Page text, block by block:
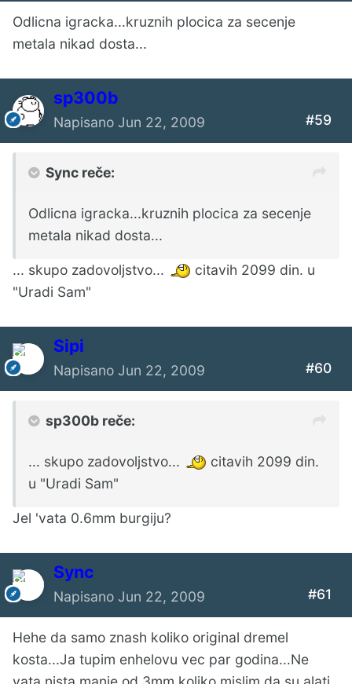
Odlicna igracka...kruznih plocica za secenje
metala nikad dosta...
sp300b
Napisano Jun 22, 2009 #59
Sync reče:
Odlicna igracka...kruznih plocica za secenje
metala nikad dosta...
... skupo zadovoljstvo...
citavih 2099 din. u
"Uradi Sam"
Sipi
Napisano Jun 22, 2009 #60
sp300b reče:
... skupo zadovoljstvo...
citavih 2099 din.
u "Uradi Sam"
Jel 'vata 0.6mm burgiju?
Sync
Napisano Jun 22, 2009 #61
Hehe da samo znash koliko original dremel
kosta...Ja tupim enhelovu vec par godina...Ne